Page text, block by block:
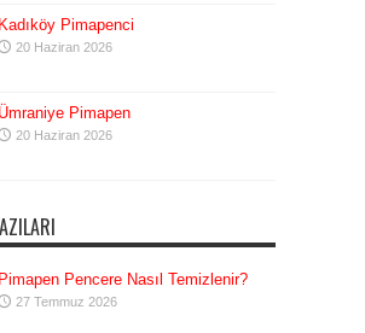
Kadıköy Pimapenci
20 Haziran 2026
Ümraniye Pimapen
20 Haziran 2026
Pimapen Pencere Nasıl Temizlenir?
27 Temmuz 2026